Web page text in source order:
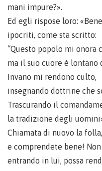
mani impure?».
Ed egli rispose loro:
ipocriti, come sta scritto:
“Questo popolo mi onora
ma il suo cuore è lontano
Invano mi rendono culto,
insegnando dottrine che
Trascurando il
la tradizione degli
Chiamata di nuovo la
e comprendete bene!
entrando in lui, possa